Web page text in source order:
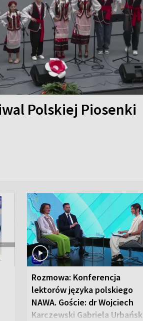
Polskiej Piosenki
Rozmowa: Konferencja
lektorów języka polskiego
NAWA. Goście: dr Wojciech
Karczewski Gabriela